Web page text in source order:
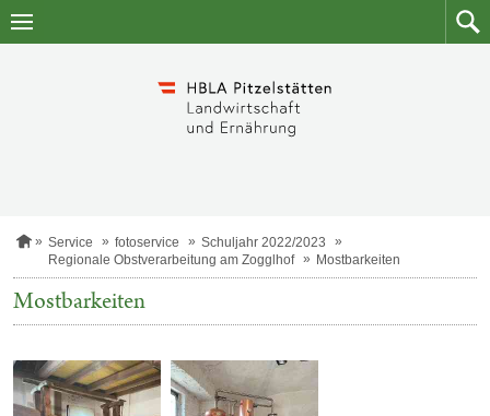
Zum
Zum
S
a
r
t
s
i
t
Service fotoservice
Schuljahr 2022/2023
Regionale Obstverarbeitung am Zogglhof
Mostbarkeiten
Mostbarkeiten